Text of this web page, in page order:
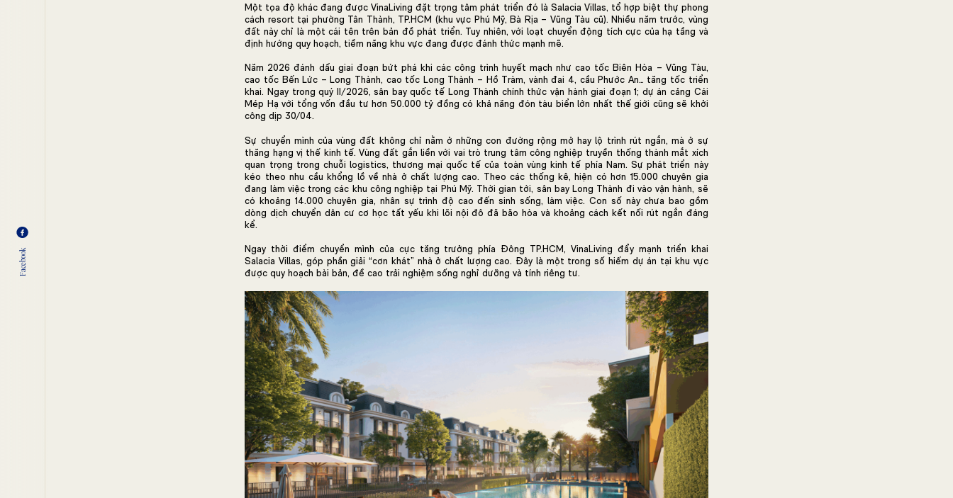
Một tọa độ khác đang được VinaLiving đặt trọng tâm phát triển đó là Salacia Villas, tổ hợp biệt thự phong
cách resort tại phường Tân Thành, TP.HCM (khu vực Phú Mỹ, Bà Rịa – Vũng Tàu cũ). Nhiều năm trước, vùng
đất này chỉ là một cái tên trên bản đồ phát triển. Tuy nhiên, với loạt chuyển động tích cực của hạ tầng và
định hướng quy hoạch, tiềm năng khu vực đang được đánh thức mạnh mẽ.
Năm 2026 đánh dấu giai đoạn bứt phá khi các công trình huyết mạch như cao tốc Biên Hòa – Vũng Tàu,
cao tốc Bến Lức – Long Thành, cao tốc Long Thành – Hồ Tràm, vành đai 4, cầu Phước An… tăng tốc triển
khai. Ngay trong quý II/2026, sân bay quốc tế Long Thành chính thức vận hành giai đoạn 1; dự án cảng Cái
Mép Hạ với tổng vốn đầu tư hơn 50.000 tỷ đồng có khả năng đón tàu biển lớn nhất thế giới cũng sẽ khởi
công dịp 30/04.
Sự chuyển mình của vùng đất không chỉ nằm ở những con đường rộng mở hay lộ trình rút ngắn, mà ở sự
thăng hạng vị thế kinh tế. Vùng đất gắn liền với vai trò trung tâm công nghiệp truyền thống thành mắt xích
quan trọng trong chuỗi logistics, thương mại quốc tế của toàn vùng kinh tế phía Nam. Sự phát triển này
kéo theo nhu cầu khổng lồ về nhà ở chất lượng cao. Theo các thống kê, hiện có hơn 15.000 chuyên gia
đang làm việc trong các khu công nghiệp tại Phú Mỹ. Thời gian tới, sân bay Long Thành đi vào vận hành, sẽ
có khoảng 14.000 chuyên gia, nhân sự trình độ cao đến sinh sống, làm việc. Con số này chưa bao gồm
dòng dịch chuyển dân cư cơ học tất yếu khi lõi nội đô đã bão hòa và khoảng cách kết nối rút ngắn đáng
kể.
Ngay thời điểm chuyển mình của cực tăng trưởng phía Đông TP.HCM, VinaLiving đẩy mạnh triển khai
Salacia Villas, góp phần giải “cơn khát” nhà ở chất lượng cao. Đây là một trong số hiếm dự án tại khu vực
được quy hoạch bài bản, đề cao trải nghiệm sống nghỉ dưỡng và tính riêng tư.
Facebook